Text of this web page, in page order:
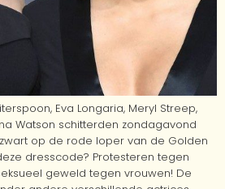
Eva Longaria, Meryl Streep,
Watson schitterden zondagavond
op de rode loper van de Golden
dresscode? Protesteren tegen
geweld tegen vrouwen! De